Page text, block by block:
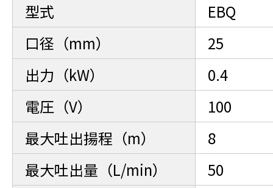
型式
EBQ
口径（mm）
25
出力（kW）
0.4
電圧（V）
100
最大吐出揚程（m）
8
最大吐出量（L/min）
50